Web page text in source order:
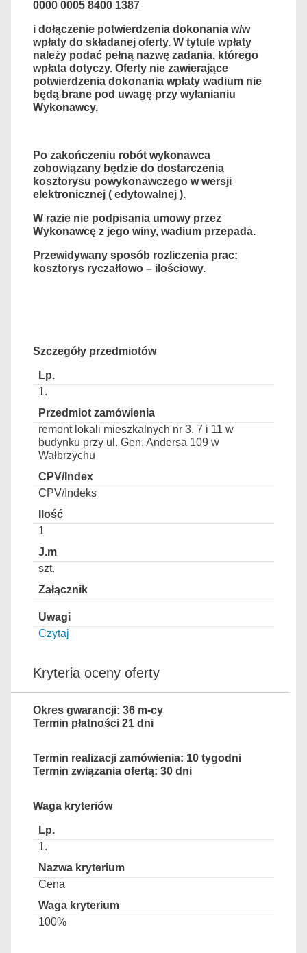
0000 0005 8400 1387
i dołączenie potwierdzenia dokonania w/w
wpłaty do składanej oferty. W tytule wpłaty
należy podać pełną nazwę zadania, którego
wpłata dotyczy. Oferty nie zawierające
potwierdzenia dokonania wpłaty wadium nie
będą brane pod uwagę przy wyłanianiu
Wykonawcy.
Po zakończeniu robót wykonawca
zobowiązany będzie do dostarczenia
kosztorysu powykonawczego w wersji
elektronicznej ( edytowalnej ).
W razie nie podpisania umowy przez
Wykonawcę z jego winy, wadium przepada.
Przewidywany sposób rozliczenia prac:
kosztorys ryczałtowo – ilościowy.
Szczegóły przedmiotów
1.
remont lokali mieszkalnych nr 3, 7 i 11 w
budynku przy ul. Gen. Andersa 109 w
Wałbrzychu
CPV/Indeks
1
szt.
Czytaj
Kryteria oceny oferty
Okres gwarancji: 36 m-cy
Termin płatności 21 dni
Termin realizacji zamówienia: 10 tygodni
Termin związania ofertą: 30 dni
Waga kryteriów
1.
Cena
100%